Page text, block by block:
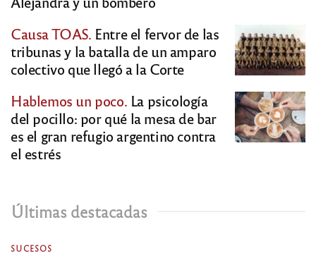
Causa TOAS. Entre el fervor de las
tribunas y la batalla de un amparo
colectivo que llegó a la Corte
Hablemos un poco. La psicología
del pocillo: por qué la mesa de bar
es el gran refugio argentino contra
el estrés
Últimas destacadas
SUCESOS